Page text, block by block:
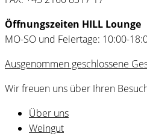
Öffnungszeiten HILL Lounge
MO-SO und Feiertage: 10:00-
Ausgenommen geschlossene
Wir freuen uns über Ihren
Über uns
Weingut